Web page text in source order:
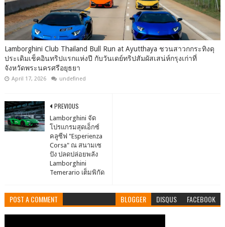
Lamborghini Club Thailand Bull Run at Ayutthaya ชวนสาวกกระทิงดุ
ประเดิมเช็คอินทริปแรกแห่งปี กับวันเดย์ทริปสัมผัสเสน่ห์กรุงเก่าที่
จังหวัดพระนครศรีอยุธยา
April 17, 2026 undefined
PREVIOUS
Lamborghini จัด
โปรแกรมสุดเอ็กซ์
คลูซีฟ "Esperienza
Corsa" ณ สนามเซ
ปัง ปลดปล่อยพลัง
Lamborghini
Temerario เต็มพิกัด
POST A COMMENT BLOGGER DISQUS FACEBOOK